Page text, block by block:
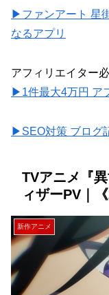
▶ファンアート 星
なるアプリ
アフィリエイター
▶1件最大4万円 ア
▶SEO対策 ブログ
TVアニメ『
ィザーPV｜
新作アニメ